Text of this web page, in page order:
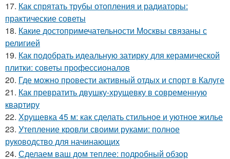
17. Как спрятать трубы отопления и радиаторы:
практические советы
18. Какие достопримечательности Москвы связаны с
религией
19. Как подобрать идеальную затирку для керамической
плитки: советы профессионалов
20. Где можно провести активный отдых и спорт в Калуге
21. Как превратить двушку-хрущевку в современную
квартиру
22. Хрущевка 45 м: как сделать стильное и уютное жилье
23. Утепление кровли своими руками: полное
руководство для начинающих
24. Сделаем ваш дом теплее: подробный обзор